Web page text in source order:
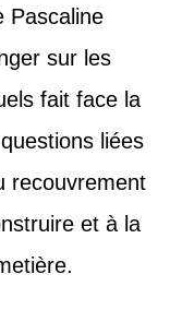
Pascaline
sur les
fait face la
liées
recouvrement
et à la